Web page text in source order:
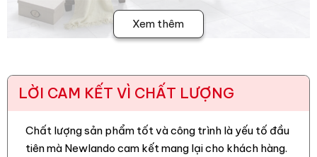
Xem thêm
LỜI CAM KẾT VÌ CHẤT LƯỢNG
Chất lượng sản phẩm tốt và công trình là yếu tố đầu
tiên mà Newlando cam kết mang lại cho khách hàng.